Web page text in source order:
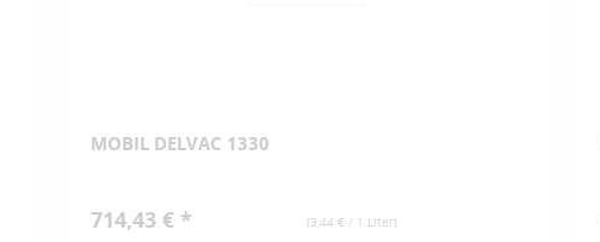
MOBIL DELVAC 1330
(3,44 € / 1 Liter)
714,43 € *